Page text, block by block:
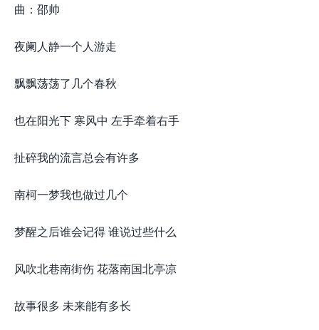
曲：邵帅
夜阑人静一个人游走
飘飘荡荡了几个春秋
也在阳光下 寒风中 左手牵着右手
扯碎我的流言总会有许多
南柯一梦我也做过几个
梦醒之后谁会记得 谁说过些什么
风吹北巷南街伤 花落南国北亭凉
故事很多 未来能有多长